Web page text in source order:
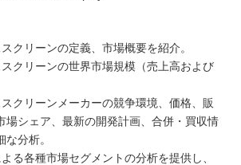
クリーンの定義、市場概要を紹介。
クリーンの世界市場規模（売上高および
クリーンメーカーの競争環境、価格、販
場シェア、最新の開発計画、合併・買収情
分析。
る各種市場セグメントの分析を提供し、